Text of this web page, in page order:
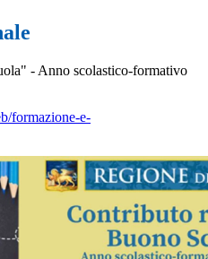
- Anno scolastico-formativo
formazione-e-